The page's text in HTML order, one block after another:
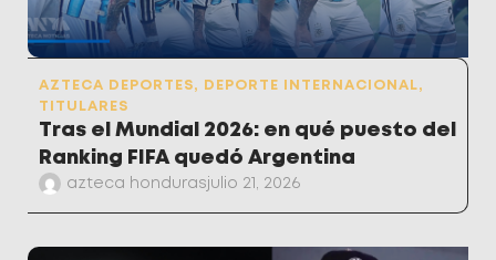
AZTECA DEPORTES, DEPORTE INTERNACIONAL,
TITULARES
Tras el Mundial 2026: en qué puesto del
Ranking FIFA quedó Argentina
azteca hondurasjulio 21, 2026